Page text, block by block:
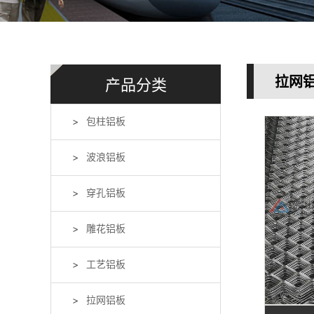
产品分类
包柱铝板
波浪铝板
穿孔铝板
雕花铝板
工艺铝板
拉网铝板
拉网